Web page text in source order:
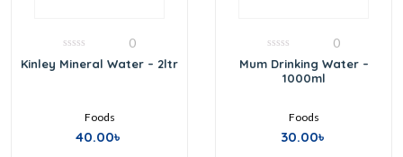
0
out
0
Kinley Mineral Water – 2ltr
Foods
40.00৳
0
out
0
Mum Drinking Water –
1000ml
Foods
30.00৳